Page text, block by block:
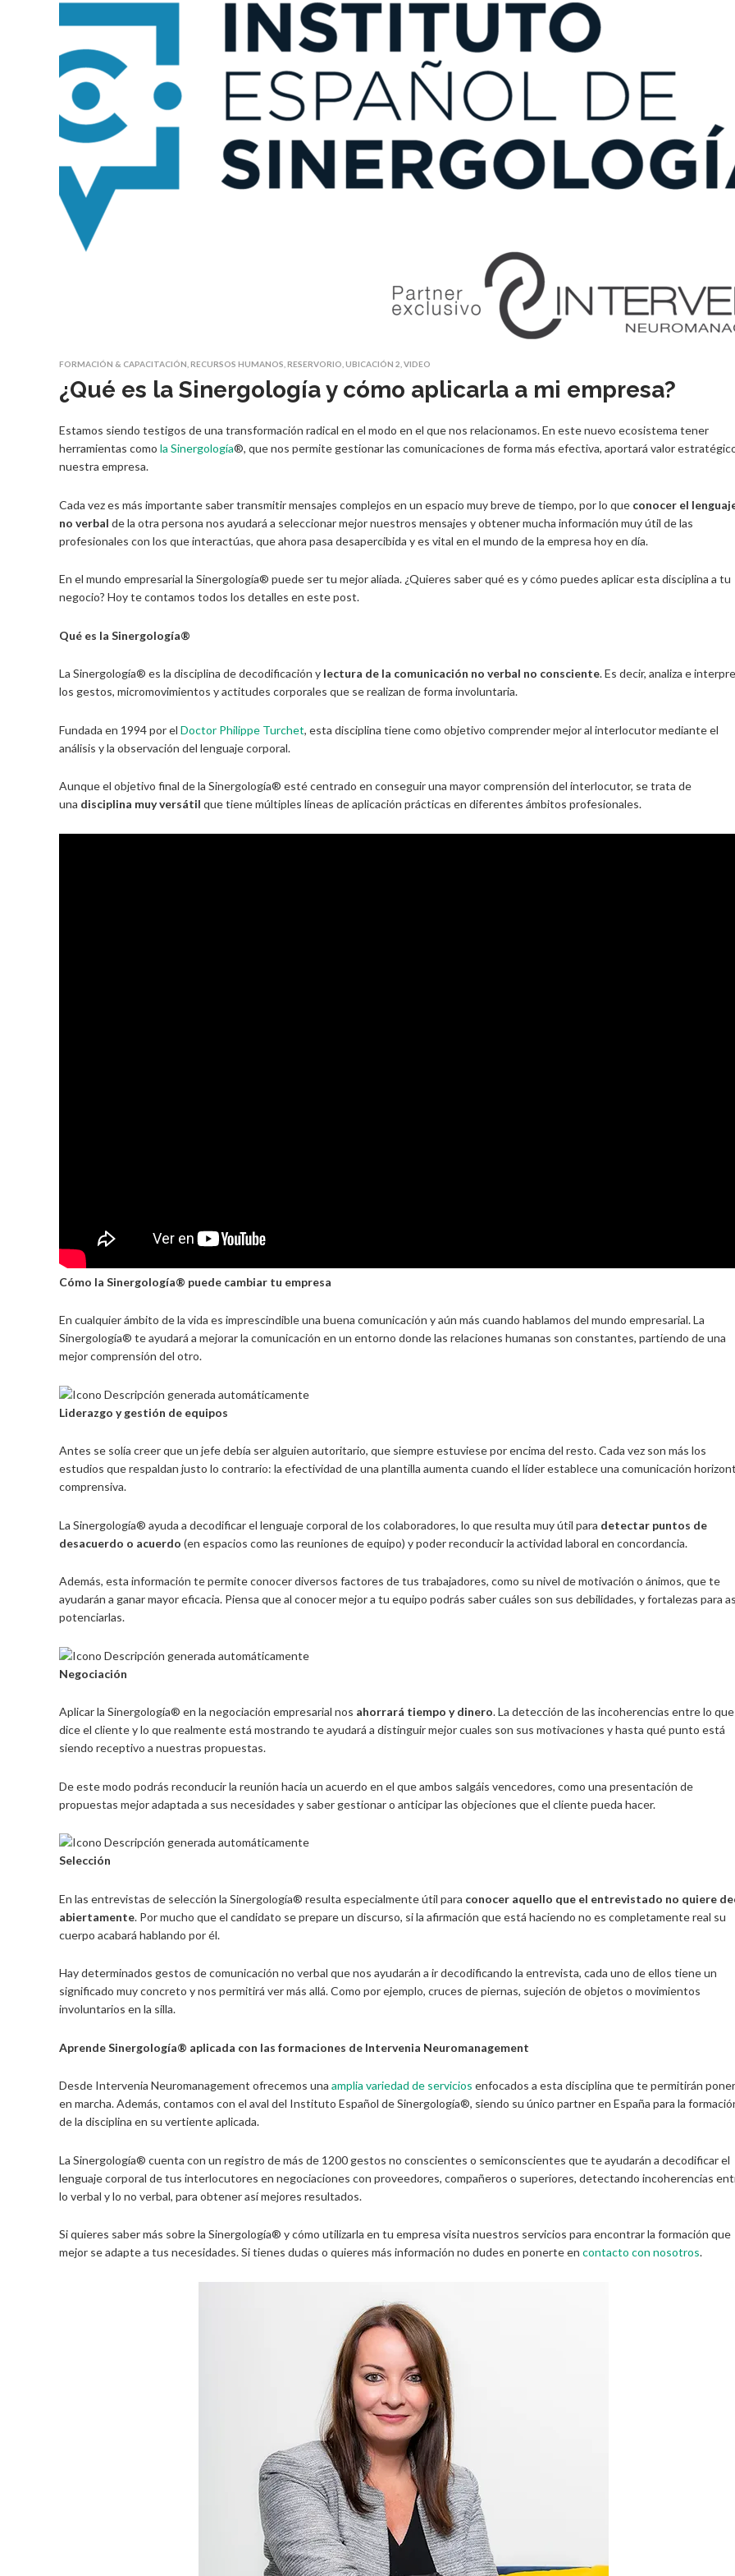
FORMACIÓN & CAPACITACIÓN RECURSOS HUMANOS RESERVORIO UBICACIÓN 2 VIDEO
¿Qué es la Sinergología y cómo aplicarla a mi empresa?
Estamos siendo testigos de una transformación radical en el modo en el que nos relacionamos. En este nuevo ecosistema tener
herramientas como la Sinergología®, que nos permite gestionar las comunicaciones de forma más efectiva, aportará valor
nuestra empresa.
Cada vez es más importante saber transmitir mensajes complejos en un espacio muy breve de tiempo, por lo que conocer el
no verbal de la otra persona nos ayudará a seleccionar mejor nuestros mensajes y obtener mucha información muy útil de las
profesionales con los que interactúas, que ahora pasa desapercibida y es vital en el mundo de la empresa hoy en día.
En el mundo empresarial la Sinergología® puede ser tu mejor aliada. ¿Quieres saber qué es y cómo puedes aplicar esta disciplina a tu
negocio? Hoy te contamos todos los detalles en este post.
Qué es la Sinergología®
La Sinergología® es la disciplina de decodificación y lectura de la comunicación no verbal no consciente. Es decir, analiza e
los gestos, micromovimientos y actitudes corporales que se realizan de forma involuntaria.
Fundada en 1994 por el Doctor Philippe Turchet, esta disciplina tiene como objetivo comprender mejor al interlocutor mediante el
análisis y la observación del lenguaje corporal.
Aunque el objetivo final de la Sinergología® esté centrado en conseguir una mayor comprensión del interlocutor, se trata de
una disciplina muy versátil que tiene múltiples líneas de aplicación prácticas en diferentes ámbitos profesionales.
Cómo la Sinergología® puede cambiar tu empresa
En cualquier ámbito de la vida es imprescindible una buena comunicación y aún más cuando hablamos del mundo empresarial. La
Sinergología® te ayudará a mejorar la comunicación en un entorno donde las relaciones humanas son constantes, partiendo de una
mejor comprensión del otro.
Liderazgo y gestión de equipos
Antes se solía creer que un jefe debía ser alguien autoritario, que siempre estuviese por encima del resto. Cada vez son más los
estudios que respaldan justo lo contrario: la efectividad de una plantilla aumenta cuando el líder establece una comunicación
comprensiva.
La Sinergología® ayuda a decodificar el lenguaje corporal de los colaboradores, lo que resulta muy útil para detectar puntos de
desacuerdo o acuerdo (en espacios como las reuniones de equipo) y poder reconducir la actividad laboral en concordancia.
Además, esta información te permite conocer diversos factores de tus trabajadores, como su nivel de motivación o ánimos, que te
ayudarán a ganar mayor eficacia. Piensa que al conocer mejor a tu equipo podrás saber cuáles son sus debilidades, y fortalezas para
potenciarlas.
Negociación
Aplicar la Sinergología® en la negociación empresarial nos ahorrará tiempo y dinero. La detección de las incoherencias entre lo que
dice el cliente y lo que realmente está mostrando te ayudará a distinguir mejor cuales son sus motivaciones y hasta qué punto está
siendo receptivo a nuestras propuestas.
De este modo podrás reconducir la reunión hacia un acuerdo en el que ambos salgáis vencedores, como una presentación de
propuestas mejor adaptada a sus necesidades y saber gestionar o anticipar las objeciones que el cliente pueda hacer.
Selección
En las entrevistas de selección la Sinergología® resulta especialmente útil para conocer aquello que el entrevistado no quiere
abiertamente. Por mucho que el candidato se prepare un discurso, si la afirmación que está haciendo no es completamente real su
cuerpo acabará hablando por él.
Hay determinados gestos de comunicación no verbal que nos ayudarán a ir decodificando la entrevista, cada uno de ellos tiene un
significado muy concreto y nos permitirá ver más allá. Como por ejemplo, cruces de piernas, sujeción de objetos o movimientos
involuntarios en la silla.
Aprende Sinergología® aplicada con las formaciones de Intervenia Neuromanagement
Desde Intervenia Neuromanagement ofrecemos una amplia variedad de servicios enfocados a esta disciplina que te permitirán
en marcha. Además, contamos con el aval del Instituto Español de Sinergología®, siendo su único partner en España para la
de la disciplina en su vertiente aplicada.
La Sinergología® cuenta con un registro de más de 1200 gestos no conscientes o semiconscientes que te ayudarán a decodificar el
lenguaje corporal de tus interlocutores en negociaciones con proveedores, compañeros o superiores, detectando incoherencias
lo verbal y lo no verbal, para obtener así mejores resultados.
Si quieres saber más sobre la Sinergología® y cómo utilizarla en tu empresa visita nuestros servicios para encontrar la formación que
mejor se adapte a tus necesidades. Si tienes dudas o quieres más información no dudes en ponerte en contacto con nosotros.